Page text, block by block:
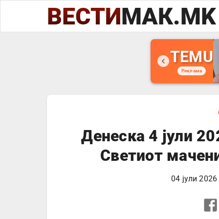
ВЕСТИМАК.MK
TEMU
Реклама
Денеска 4 јули
Светиот
04 јули 2026